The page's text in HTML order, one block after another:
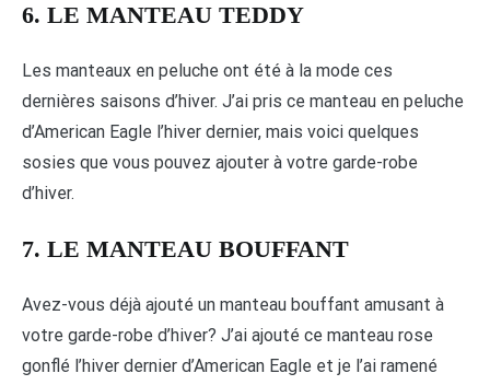
6. LE MANTEAU TEDDY
Les manteaux en peluche ont été à la mode ces
dernières saisons d’hiver. J’ai pris ce manteau en peluche
d’American Eagle l’hiver dernier, mais voici quelques
sosies que vous pouvez ajouter à votre garde-robe
d’hiver.
7. LE MANTEAU BOUFFANT
Avez-vous déjà ajouté un manteau bouffant amusant à
votre garde-robe d’hiver? J’ai ajouté ce manteau rose
gonflé l’hiver dernier d’American Eagle et je l’ai ramené